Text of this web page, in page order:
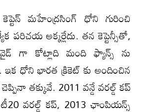
మహేంద్రసింగ్ ధోని గురించి
పరిచయ అక్కర్లేదు. తన కెప్టెన్సీతో,
గా కోట్లాది మంది ఫ్యాన్స్ ను
ఇక ధోని భారత క్రికెట్ కు అందించిన
తక్కువే. 2011 వన్డే వరల్డ్ కప్
వరల్డ్ కప్, 2013 ఛాంపియన్స్